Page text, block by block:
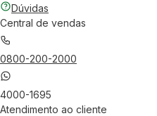
Dúvidas
Central de vendas
0800-200-2000
4000-1695
Atendimento ao cliente